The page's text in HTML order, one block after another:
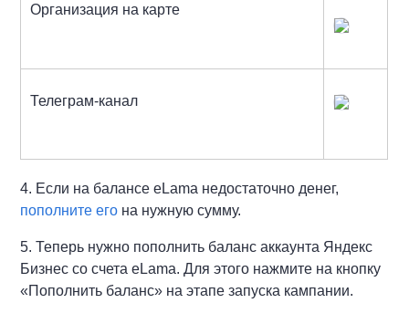
Организация на карте
Телеграм-канал
4. Если на балансе eLama недостаточно денег,
пополните его на нужную сумму.
5. Теперь нужно пополнить баланс аккаунта Яндекс
Бизнес со счета eLama. Для этого нажмите на кнопку
«Пополнить баланс» на этапе запуска кампании.